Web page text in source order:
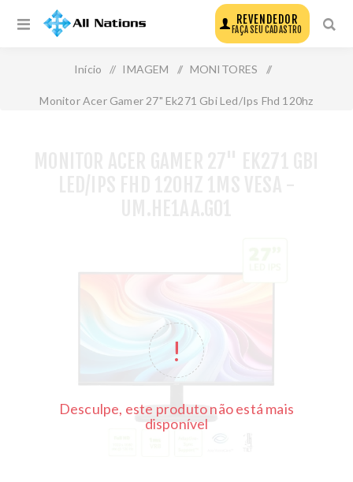
REVENDEDOR
FAÇA SEU CADASTRO
Início / IMAGEM / MONITORES /
Monitor Acer Gamer 27" Ek271 Gbi Led/Ips Fhd 120hz
Desculpe, este produto não está mais
disponível